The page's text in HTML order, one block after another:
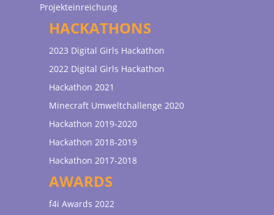
Projekteinreichung
HACKATHONS
2023 Digital Girls Hackathon
2022 Digital Girls Hackathon
Hackathon 2021
Minecraft Umweltchallenge 2020
Hackathon 2019-2020
Hackathon 2018-2019
Hackathon 2017-2018
AWARDS
f4i Awards 2022